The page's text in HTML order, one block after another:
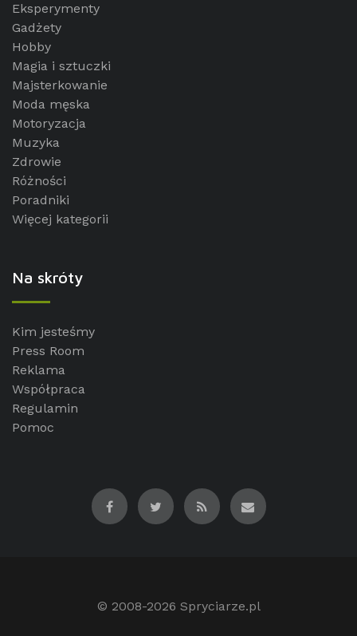
Eksperymenty
Gadżety
Hobby
Magia i sztuczki
Majsterkowanie
Moda męska
Motoryzacja
Muzyka
Zdrowie
Różności
Poradniki
Więcej kategorii
Na skróty
Kim jesteśmy
Press Room
Reklama
Współpraca
Regulamin
Pomoc
© 2008-2026 Spryciarze.pl